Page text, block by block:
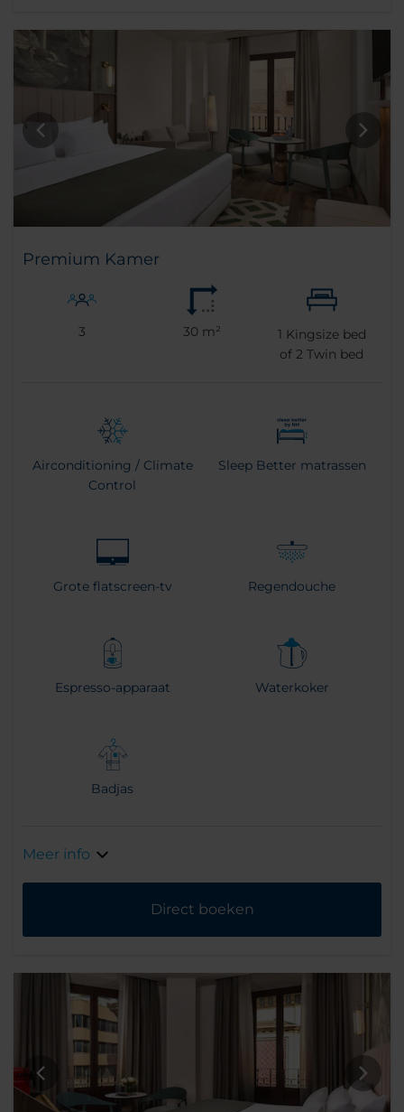
Premium Kamer
3 30 m² 1 Kingsize bed
of2 Twin bed
Airconditioning / Climate
Control
Sleep Better matrassen
Grote flatscreen-tv Regendouche
Espresso-apparaat Waterkoker
Badjas
Meer info
Direct boeken